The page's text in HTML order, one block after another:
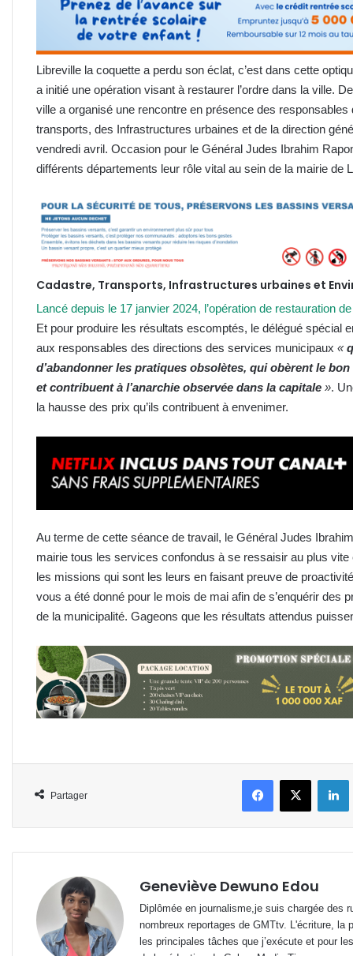
Libreville la coquette a perdu son éclat, c’est dans cette
a initié une opération visant à restaurer l’ordre dans la ville.
ville a organisé une rencontre en présence des
transports, des Infrastructures urbaines et de la direction
vendredi avril. Occasion pour le Général Judes Ibrahim
différents départements leur rôle vital au sein de la mairie de
Cadastre, Transports, Infrastructures urbaines et
Lancé depuis le 17 janvier 2024, l’opération de restauration de
Et pour produire les résultats escomptés, le délégué spécial
aux responsables des directions des services municipaux «
d’abandonner les pratiques obsolètes, qui obèrent le
et contribuent à l’anarchie observée dans la capitale ».
la hausse des prix qu’ils contribuent à envenimer.
Au terme de cette séance de travail, le Général Judes
mairie tous les services confondus à se ressaisir au plus
les missions qui sont les leurs en faisant preuve de
vous a été donné pour le mois de mai afin de s’enquérir des
de la municipalité. Gageons que les résultats attendus
Partager
FacebookX
Geneviève Dewuno Edou
Diplômée en journalisme,je suis chargée des
nombreux reportages de GMTtv. L'écriture,
les principales tâches que j’exécute et pour